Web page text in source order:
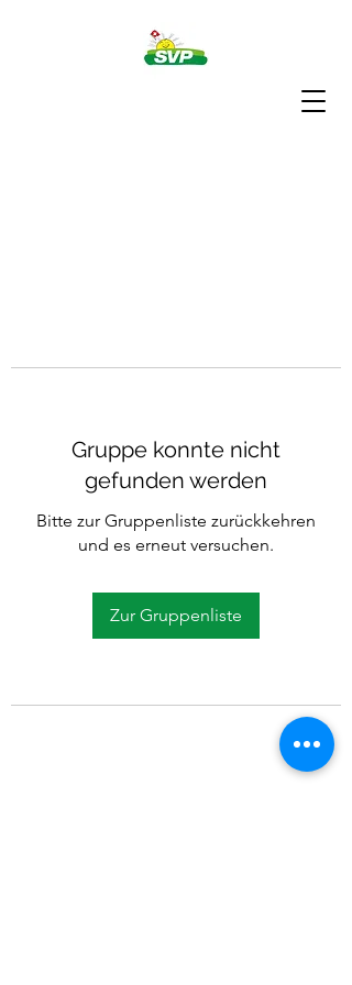
Gruppe konnte nicht
gefunden werden
Bitte zur Gruppenliste zurückkehren
und es erneut versuchen.
Zur Gruppenliste